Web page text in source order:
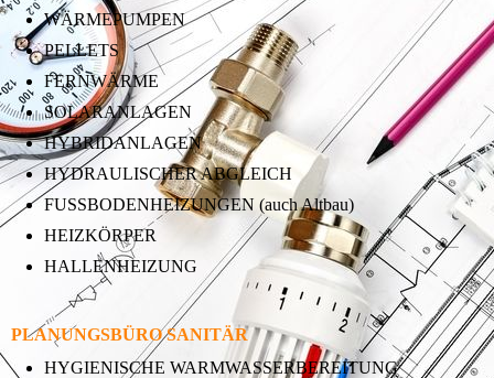
WÄRMEPUMPEN
PELLETS
FERNWÄRME
SOLARANLAGEN
HYBRIDANLAGEN
HYDRAULISCHER ABGLEICH
FUSSBODENHEIZUNGEN (auch Altbau)
HEIZKÖRPER
HALLENHEIZUNG
PLANUNGSBÜRO SANITÄR
HYGIENISCHE WARMWASSERBEREITUNG